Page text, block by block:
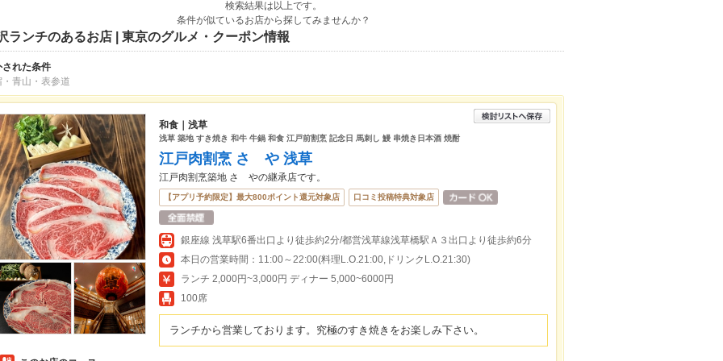
検索結果は以上です。
条件が似ているお店から探してみませんか？
ランチのあるお店 | 東京のグルメ・クーポン情報
された条件
・青山・表参道
和食｜浅草
浅草 築地 すき焼き 和牛 牛鍋 和食 江戸前割烹 記念日 馬刺し 鰻 串焼き日本酒 焼酎
江戸肉割烹 さゝや 浅草
江戸肉割烹築地 さゝやの継承店です。
【アプリ予約限定】最大800ポイント還元対象店 口コミ投稿特典対象店
銀座線 浅草駅6番出口より徒歩約2分/都営浅草線浅草橋駅Ａ３出口より徒歩約6分
本日の営業時間：11:00～22:00(料理L.O.21:00,ドリンクL.O.21:30)
ランチ 2,000円~3,000円 ディナー 5,000~6000円
100席
ランチから営業しております。究極のすき焼きをお楽しみ下さい。